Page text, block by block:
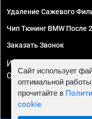
Удаление Сажевого
Чип Тюнинг BMW После
Заказать Звонок
ИП Смирнов Георгий
ОГРНИП
Сайт использует
оптимальной
прочитайте в
cookie